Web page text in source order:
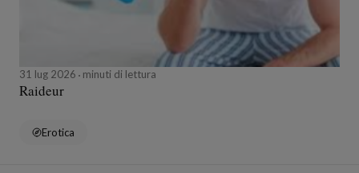
31 lug 2026 minuti di lettura
Raideur
Erotica